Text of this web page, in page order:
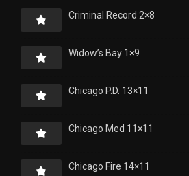
Criminal Record 2×8
Widow’s Bay 1×9
Chicago P.D. 13×11
Chicago Med 11×11
Chicago Fire 14×11